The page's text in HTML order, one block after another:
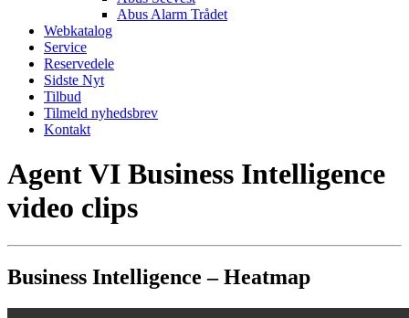
Abus Alarm Trådet
Webkatalog
Service
Reservedele
Sidste Nyt
Tilbud
Tilmeld nyhedsbrev
Kontakt
Agent VI Business Intelligence
video clips
Business Intelligence – Heatmap